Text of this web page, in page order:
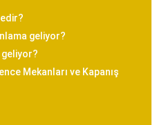
geliyor?
geliyor?
Mekanları ve Kapanış